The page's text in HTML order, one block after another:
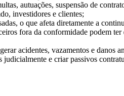
autuações, suspensão de
investidores e clientes;
o que afeta diretamente a
fora da conformidade podem
acidentes, vazamentos e danos
e criar passivos